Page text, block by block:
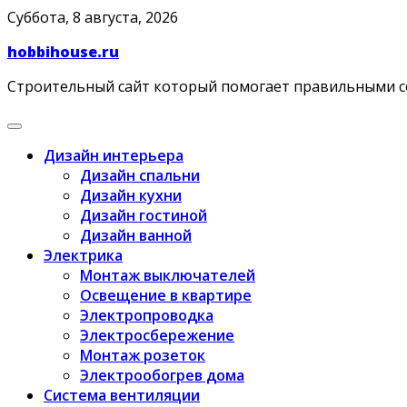
Skip
content
Суббота, 8 августа, 2026
hobbihouse.ru
Строительный сайт который помогает правильными
Дизайн интерьера
Дизайн спальни
Дизайн кухни
Дизайн гостиной
Дизайн ванной
Электрика
Монтаж выключателей
Освещение в квартире
Электропроводка
Электросбережение
Монтаж розеток
Электрообогрев дома
Система вентиляции